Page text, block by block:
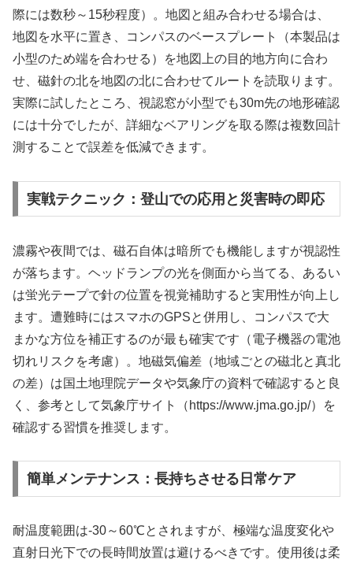
際には数秒～15秒程度）。地図と組み合わせる場合は、
地図を水平に置き、コンパスのベースプレート（本製品は
小型のため端を合わせる）を地図上の目的地方向に合わ
せ、磁針の北を地図の北に合わせてルートを読取ります。
実際に試したところ、視認窓が小型でも30m先の地形確認
には十分でしたが、詳細なベアリングを取る際は複数回計
測することで誤差を低減できます。
実戦テクニック：登山での応用と災害時の即応
濃霧や夜間では、磁石自体は暗所でも機能しますが視認性
が落ちます。ヘッドランプの光を側面から当てる、あるい
は蛍光テープで針の位置を視覚補助すると実用性が向上し
ます。遭難時にはスマホのGPSと併用し、コンパスで大
まかな方位を補正するのが最も確実です（電子機器の電池
切れリスクを考慮）。地磁気偏差（地域ごとの磁北と真北
の差）は国土地理院データや気象庁の資料で確認すると良
く、参考として気象庁サイト（https://www.jma.go.jp/）を
確認する習慣を推奨します。
簡単メンテナンス：長持ちさせる日常ケア
耐温度範囲は-30～60℃とされますが、極端な温度変化や
直射日光下での長時間放置は避けるべきです。使用後は柔